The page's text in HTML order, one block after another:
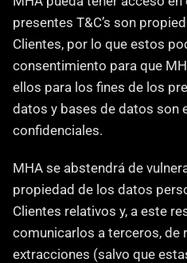
presentes T&C’s son
Clientes, por lo que estos
consentimiento para que
ellos para los fines de los
datos y bases de datos son
confidenciales.
MHA se abstendrá de
propiedad de los datos
Clientes relativos y, a este
comunicarlos a terceros, de
extracciones (salvo que